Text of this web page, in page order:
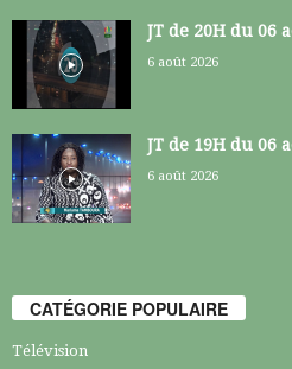
JT de 20H du 06
6 août 2026
JT de 19H du 06
6 août 2026
CATÉGORIE POPULAIRE
Télévision